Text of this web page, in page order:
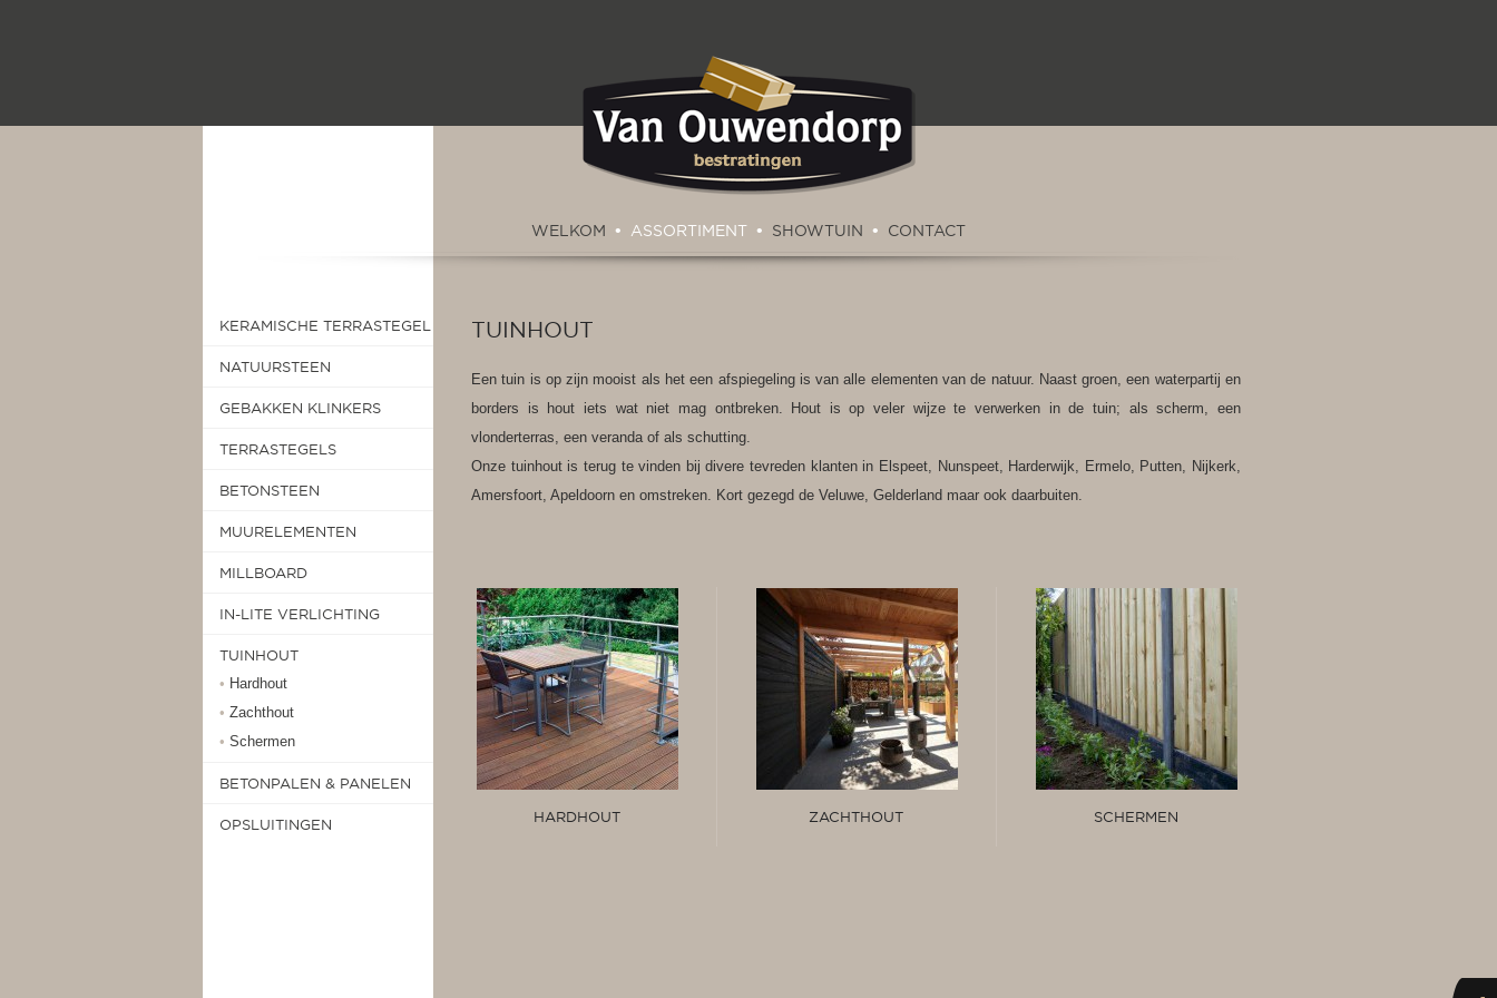
WELKOM • ASSORTIMENT • SHOWTUIN • CONTACT
KERAMISCHE TERRASTEGEL
NATUURSTEEN
GEBAKKEN KLINKERS
TERRASTEGELS
BETONSTEEN
MUURELEMENTEN
MILLBOARD
IN-LITE VERLICHTING
TUINHOUT
• Hardhout
• Zachthout
• Schermen
BETONPALEN & PANELEN
OPSLUITINGEN
TUINHOUT
Een tuin is op zijn mooist als het een afspiegeling is van alle elementen van de natuur. Naast groen, een waterpartij en
borders is hout iets wat niet mag ontbreken. Hout is op veler wijze te verwerken in de tuin; als scherm, een
vlonderterras, een veranda of als schutting.
Onze tuinhout is terug te vinden bij divere tevreden klanten in Elspeet, Nunspeet, Harderwijk, Ermelo, Putten, Nijkerk,
Amersfoort, Apeldoorn en omstreken. Kort gezegd de Veluwe, Gelderland maar ook daarbuiten.
HARDHOUT ZACHTHOUT SCHERMEN